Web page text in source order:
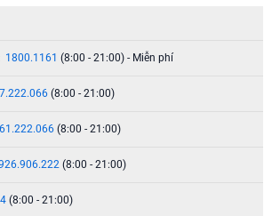
1800.1161 (8:00 - 21:00) - Miễn phí
(8:00 - 21:00)
(8:00 - 21:00)
(8:00 - 21:00)
(8:00 - 21:00)